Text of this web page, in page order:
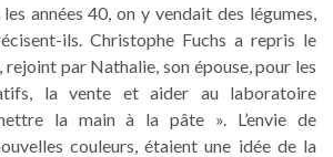
années 40, on y vendait des légumes,
ils. Christophe Fuchs a repris le
par Nathalie, son épouse, pour les
la vente et aider au laboratoire
la main à la pâte ». L’envie de
couleurs, étaient une idée de la